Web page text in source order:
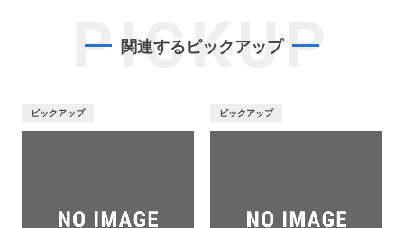
PICKUP
関連するピックアップ
ピックアップ ピックアップ